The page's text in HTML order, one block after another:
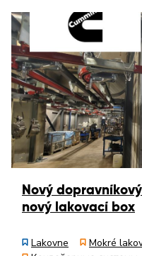
Nový
nový lakovací box
Lakovne Mokré